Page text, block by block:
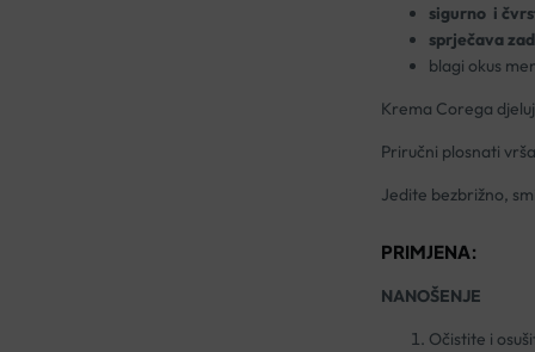
sigurno i
sprječava
blagi okus
Krema Corega
Priručni plosnati
Jedite bezbrižno,
PRIMJENA:
NANOŠENJE
Očistite i